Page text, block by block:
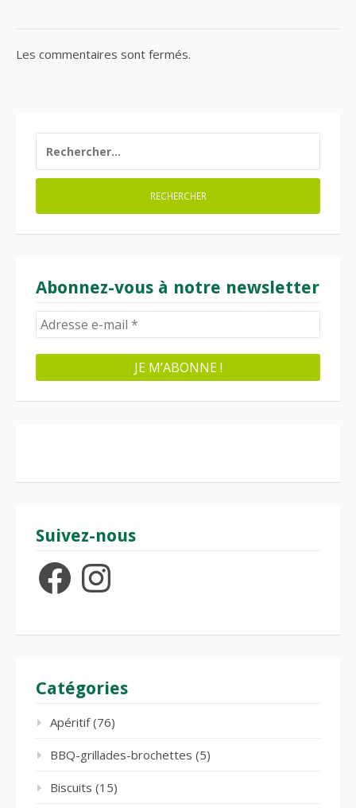
Les commentaires sont fermés.
Abonnez-vous à notre newsletter
Suivez-nous
FacebookInstagram
Catégories
Apéritif(76)
BBQ-grillades-brochettes (5)
Biscuits (15)